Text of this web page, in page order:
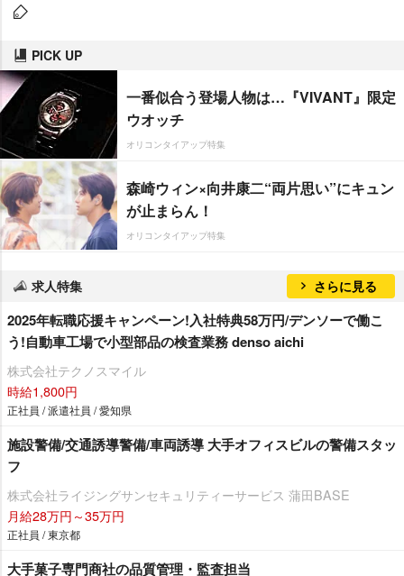
PICK UP
一番似合う登場人物は…『VIVANT』限定
ウオッチ
オリコンタイアップ特集
森崎ウィン×向井康二“両片思い”にキュン
が止まらん！
オリコンタイアップ特集
求人特集 さらに見る
2025年転職応援キャンペーン!入社特典58万円/デンソーで働こ
う!自動車工場で小型部品の検査業務 denso aichi
株式会社テクノスマイル
時給1,800円
正社員 / 派遣社員 / 愛知県
施設警備/交通誘導警備/車両誘導 大手オフィスビルの警備スタッ
フ
株式会社ライジングサンセキュリティーサービス 蒲田BASE
月給28万円～35万円
正社員 / 東京都
大手菓子専門商社の品質管理・監査担当